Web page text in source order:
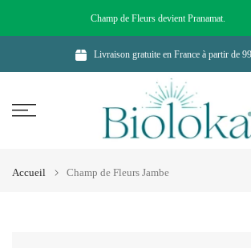
au
Champ de Fleurs devient Pranamat.
Livraison gratuite en France à partir de
Accueil Champ de Fleurs Jambe